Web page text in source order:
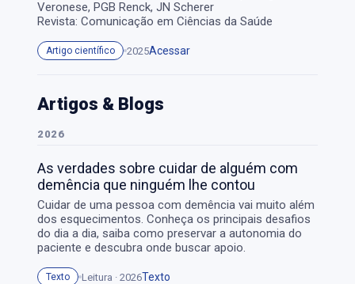
Veronese, PGB Renck, JN Scherer
Revista: Comunicação em Ciências da Saúde
Artigo científico 2025Acessar
Artigos & Blogs
2026
As verdades sobre cuidar de alguém com
demência que ninguém lhe contou
Cuidar de uma pessoa com demência vai muito além
dos esquecimentos. Conheça os principais desafios
do dia a dia, saiba como preservar a autonomia do
paciente e descubra onde buscar apoio.
Texto Leitura · 2026Texto